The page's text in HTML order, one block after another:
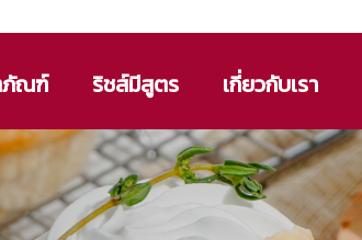
ณฑ์ ริชส์มีสูตร เกี่ยวกับเรา